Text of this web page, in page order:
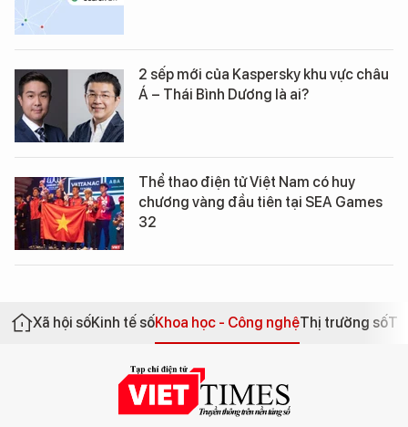
2 sếp mới của Kaspersky khu vực châu
Á – Thái Bình Dương là ai?
Thể thao điện tử Việt Nam có huy
chương vàng đầu tiên tại SEA Games
32
Xã hội sốKinh tế sốKhoa học - Công nghệThị trường số